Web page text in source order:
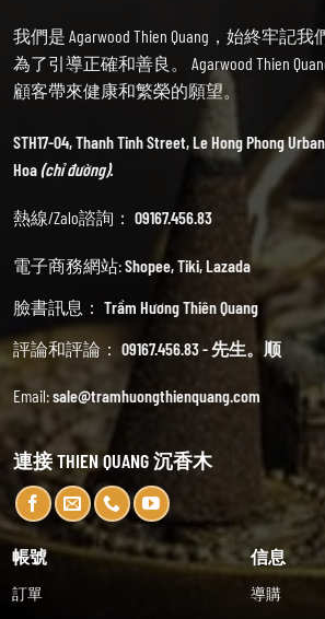
我們是 Agarwood Thien Quang，始終牢記
為了引導正確和善良。 Agarwood Thien
顧客帶來健康和繁榮的願望。
STH17-04, Thanh Tinh Street, Le Hong Phong
Hoa(chỉ đường).
熱線/Zalo諮詢： 09167.456.83
電子商務網站:Shopee,Tiki,Lazada
臉書訊息： Trầm Hương Thiên Quang
評論和評論： 09167.456.83 - 先生。顺
Email:sale@tramhuongthienquang.com
連接 THIEN QUANG 沉香木
帳號
訂單
信息
導購